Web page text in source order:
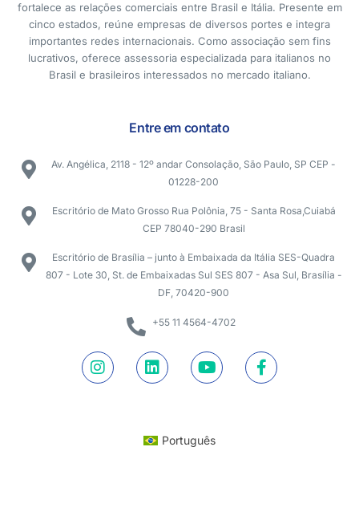
fortalece as relações comerciais entre Brasil e Itália. Presente em
cinco estados, reúne empresas de diversos portes e integra
importantes redes internacionais. Como associação sem fins
lucrativos, oferece assessoria especializada para italianos no
Brasil e brasileiros interessados no mercado italiano.
Entre em contato
Av. Angélica, 2118 - 12º andar Consolação, São Paulo, SP CEP -
01228-200
Escritório de Mato Grosso Rua Polônia, 75 - Santa Rosa,Cuiabá
CEP 78040-290 Brasil
Escritório de Brasília – junto à Embaixada da Itália SES-Quadra
807 - Lote 30, St. de Embaixadas Sul SES 807 - Asa Sul, Brasília -
DF, 70420-900
+55 11 4564-4702
Português